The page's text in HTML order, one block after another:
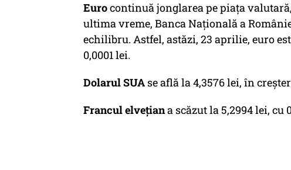
Eurocontinuă jonglarea pe piața
ultima vreme, Banca Națională a
echilibru. Astfel, astăzi, 23 aprilie, euro
0,0001 lei.
Dolarul SUA se află la 4,3576 lei, în
Francul elvețiana scăzut la 5,2994 lei, cu